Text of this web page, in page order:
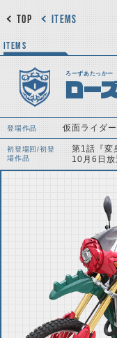
ITEMS
TOP
ITEMS
ろーずあたっかー
ロー
登場作品 仮面ライダ
初登場回/初登
場作品
第1話『変
10月6日放